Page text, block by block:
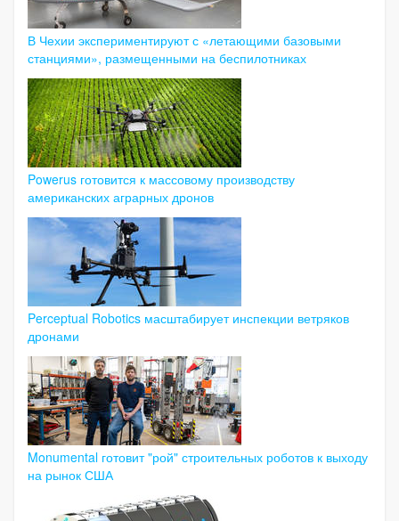
В Чехии экспериментируют с «летающими базовыми
станциями», размещенными на беспилотниках
Powerus готовится к массовому производству
американских аграрных дронов
Perceptual Robotics масштабирует инспекции ветряков
дронами
Monumental готовит "рой" строительных роботов к выходу
на рынок США